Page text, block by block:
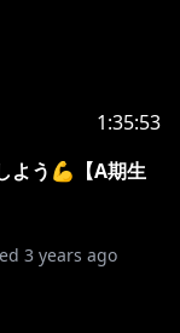
1:35:53
よう💪【A期生
3 years ago